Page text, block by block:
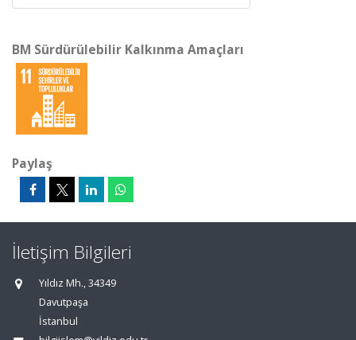
BM Sürdürülebilir Kalkınma Amaçları
Paylaş
İletişim Bilgileri
Yıldız Mh., 34349
Davutpaşa
İstanbul